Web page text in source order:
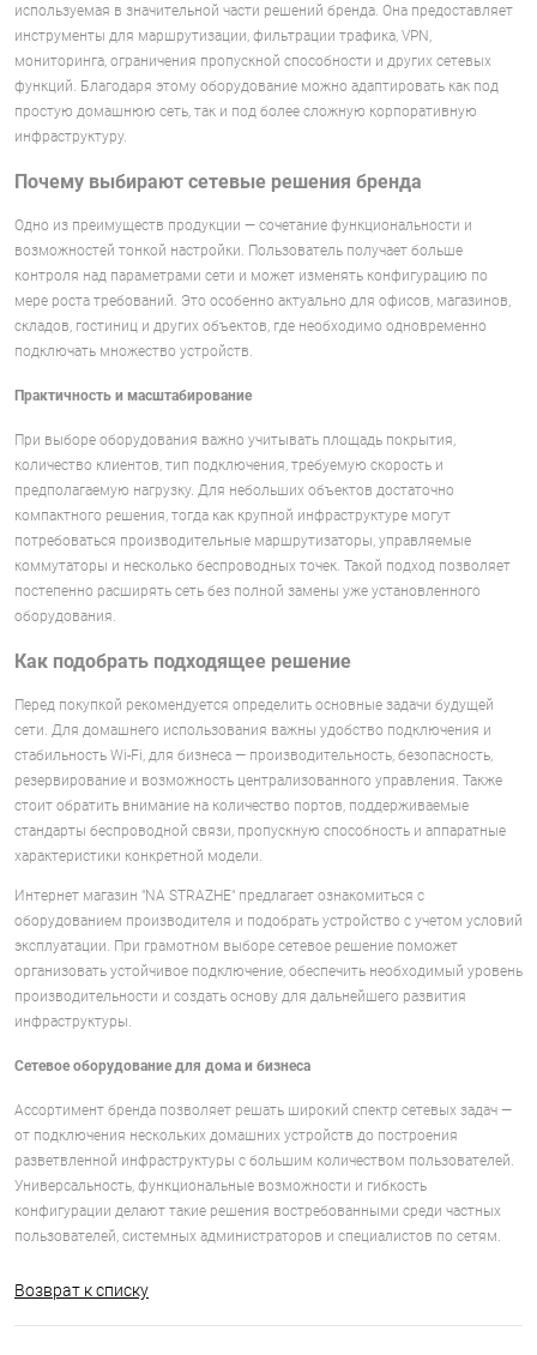
используемая в значительной части решений бренда. Она предоставляет
инструменты для маршрутизации, фильтрации трафика, VPN,
мониторинга, ограничения пропускной способности и других сетевых
функций. Благодаря этому оборудование можно адаптировать как под
простую домашнюю сеть, так и под более сложную корпоративную
инфраструктуру.
Почему выбирают сетевые решения бренда
Одно из преимуществ продукции — сочетание функциональности и
возможностей тонкой настройки. Пользователь получает больше
контроля над параметрами сети и может изменять конфигурацию по
мере роста требований. Это особенно актуально для офисов, магазинов,
складов, гостиниц и других объектов, где необходимо одновременно
подключать множество устройств.
Практичность и масштабирование
При выборе оборудования важно учитывать площадь покрытия,
количество клиентов, тип подключения, требуемую скорость и
предполагаемую нагрузку. Для небольших объектов достаточно
компактного решения, тогда как крупной инфраструктуре могут
потребоваться производительные маршрутизаторы, управляемые
коммутаторы и несколько беспроводных точек. Такой подход позволяет
постепенно расширять сеть без полной замены уже установленного
оборудования.
Как подобрать подходящее решение
Перед покупкой рекомендуется определить основные задачи будущей
сети. Для домашнего использования важны удобство подключения и
стабильность Wi-Fi, для бизнеса — производительность, безопасность,
резервирование и возможность централизованного управления. Также
стоит обратить внимание на количество портов, поддерживаемые
стандарты беспроводной связи, пропускную способность и аппаратные
характеристики конкретной модели.
Интернет магазин "NA STRAZHE" предлагает ознакомиться с
оборудованием производителя и подобрать устройство с учетом условий
эксплуатации. При грамотном выборе сетевое решение поможет
организовать устойчивое подключение, обеспечить необходимый уровень
производительности и создать основу для дальнейшего развития
инфраструктуры.
Сетевое оборудование для дома и бизнеса
Ассортимент бренда позволяет решать широкий спектр сетевых задач —
от подключения нескольких домашних устройств до построения
разветвленной инфраструктуры с большим количеством пользователей.
Универсальность, функциональные возможности и гибкость
конфигурации делают такие решения востребованными среди частных
пользователей, системных администраторов и специалистов по сетям.
Возврат к списку